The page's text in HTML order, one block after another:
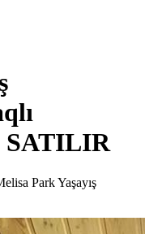
SATILIR
Park Yaşayış